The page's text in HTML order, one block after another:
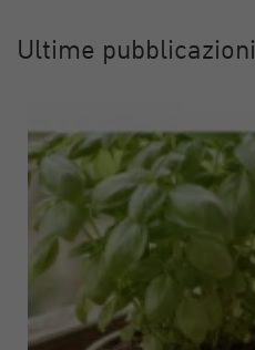
Ultime pubblicazioni